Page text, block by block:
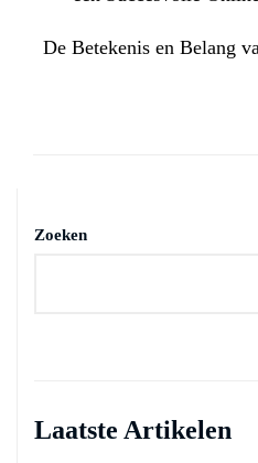
De Betekenis en Belang
Zoeken
Laatste Artikelen